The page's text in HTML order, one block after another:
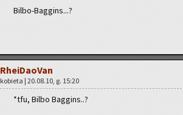
Bil­bo-Bag­gins...?
Rhe­iDa­oVan
ko­bie­ta | 20.08.10, g. 15:20
*tfu, Bilbo Bag­gins..?